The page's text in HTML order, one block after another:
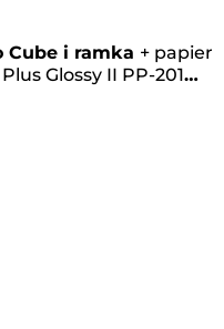
Cube i ramka + papier
Glossy II PP-201